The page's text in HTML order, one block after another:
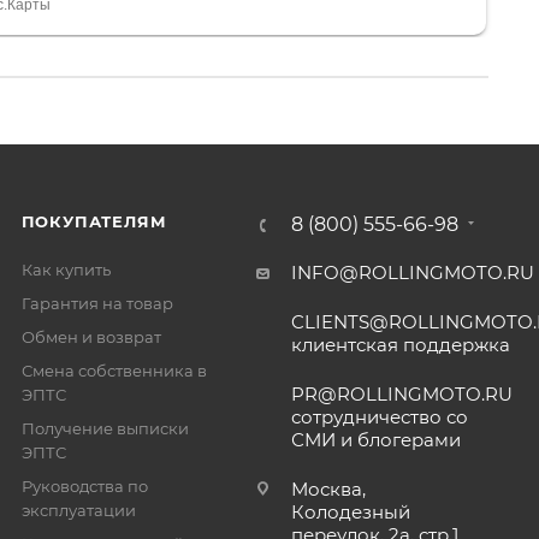
всегда на связи, очень детально всё
ПОКУПАТЕЛЯМ
Как купить
Гарантия на товар
Обмен и возврат
Смена собственника в
ЭПТС
Получение выписки
ЭПТС
Руководства по
эксплуатации
8 (800) 555-66-98
INFO@ROLLINGMOTO.RU
клиентская поддержка
PR@ROLLINGMOTO.RU
сотрудничество со
СМИ и блогерами
Москва,
Колодезный